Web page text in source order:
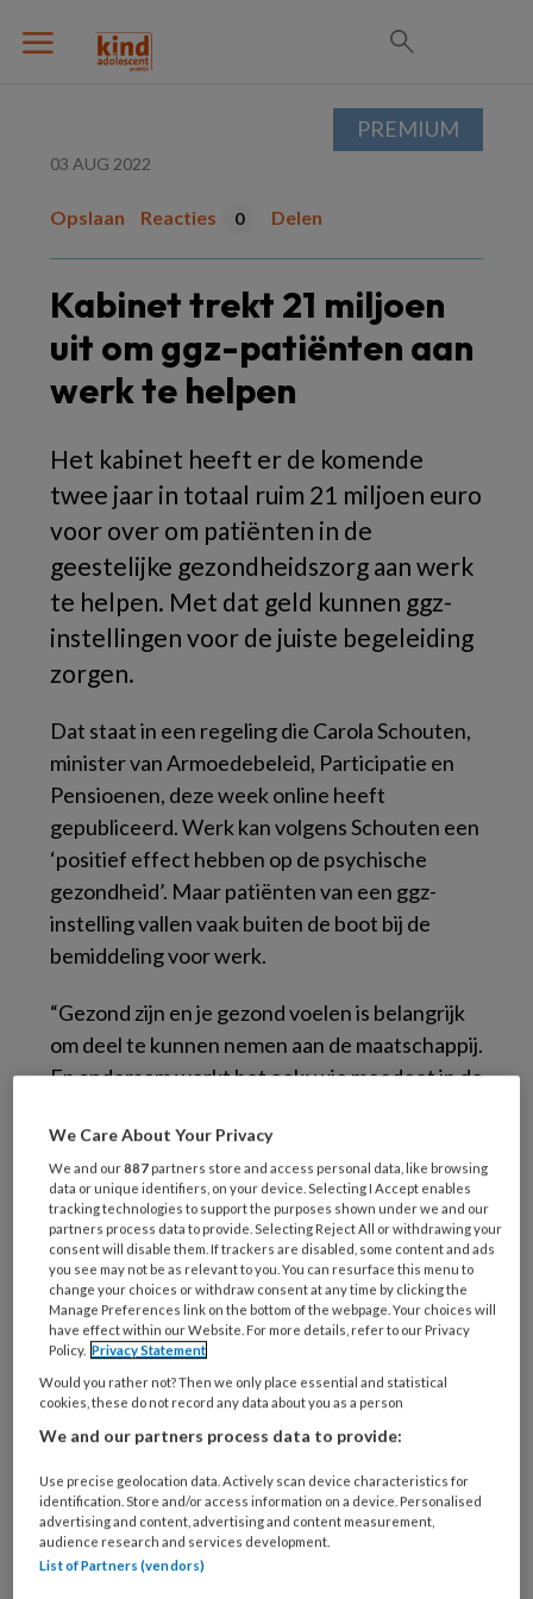
03 AUG 2022
Opslaan Reacties 0 Delen
Kabinet trekt 21 miljoen
uit om ggz-patiënten aan
werk te helpen
Het kabinet heeft er de komende
twee jaar in totaal ruim 21 miljoen euro
voor over om patiënten in de
geestelijke gezondheidszorg aan werk
te helpen. Met dat geld kunnen ggz-
instellingen voor de juiste begeleiding
zorgen.
Dat staat in een regeling die Carola Schouten,
minister van Armoedebeleid, Participatie en
Pensioenen, deze week online heeft
gepubliceerd. Werk kan volgens Schouten een
‘positief effect hebben op de psychische
gezondheid’. Maar patiënten van een ggz-
instelling vallen vaak buiten de boot bij de
bemiddeling voor werk.
“Gezond zijn en je gezond voelen is belangrijk
om deel te kunnen nemen aan de maatschappij.
En andersom werkt het ook: wie meedoet in de
Schouten.
Zorg, reïntegratie en
jobcoaching komen
samen
Het plan van Schouten richt zich op de door
ggz-instellingen zelf ontwikkelde IPS-methode
reïntegratie en jobcoaching samenkomen.
Zowel patiënten met lichte als zware
geestelijke aandoeningen kunnen worden
geholpen. Het traject start vanuit een ggz-
PREMIUM
We Care About Your Privacy
We and our887 partners store and access personal data, like browsing
data or unique identifiers, on your device. Selecting I Accept enables
tracking technologies to support the purposes shown under we and our
partners process data to provide. Selecting Reject All or withdrawing your
consent will disable them. If trackers are disabled, some content and ads
you see may not be as relevant to you. You can resurface this menu to
change your choices or withdraw consent at any time by clicking the
Manage Preferences link on the bottom of the webpage. Your choices will
have effect within our Website. For more details, refer to our Privacy
Policy. Privacy Statement
Would you rather not? Then we only place essential and statistical
cookies, these do not record any data about you as a person
We and our partners process data to provide:
Use precise geolocation data. Actively scan device characteristics for
identification. Store and/or access information on a device. Personalised
advertising and content, advertising and content measurement,
audience research and services development.
List of Partners (vendors)